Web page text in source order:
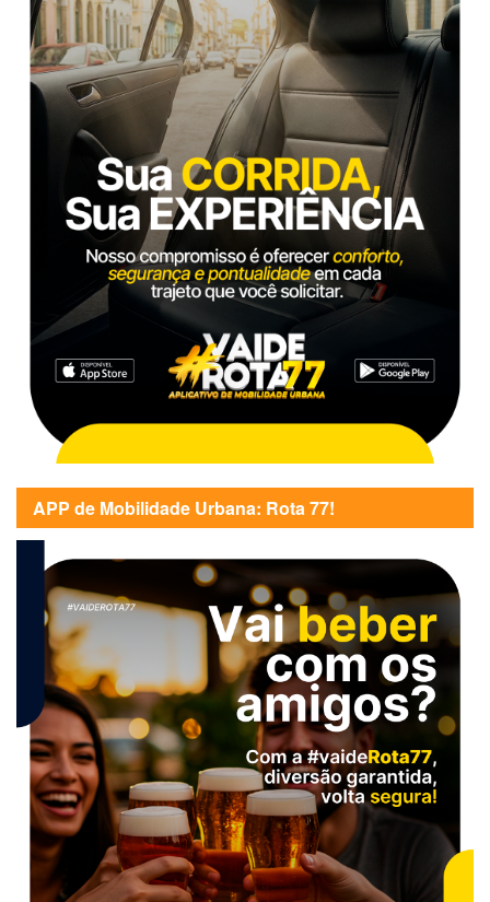
APP de Mobilidade Urbana: Rota 77!